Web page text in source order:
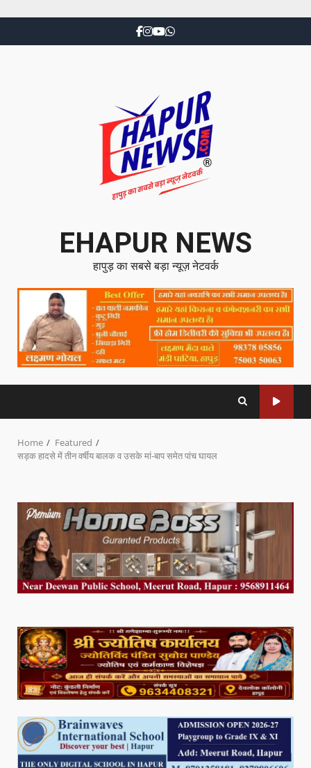
EHAPUR NEWS
हापुड़ का सबसे बड़ा न्यूज़ नेटवर्क
Home
Featured
सड़क हादसे में तीन वर्षीय बालक व उसके मां-बाप समेत पांच घायल